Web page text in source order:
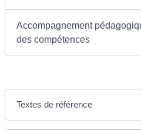
Accompagnement
des compétences
Textes de référence